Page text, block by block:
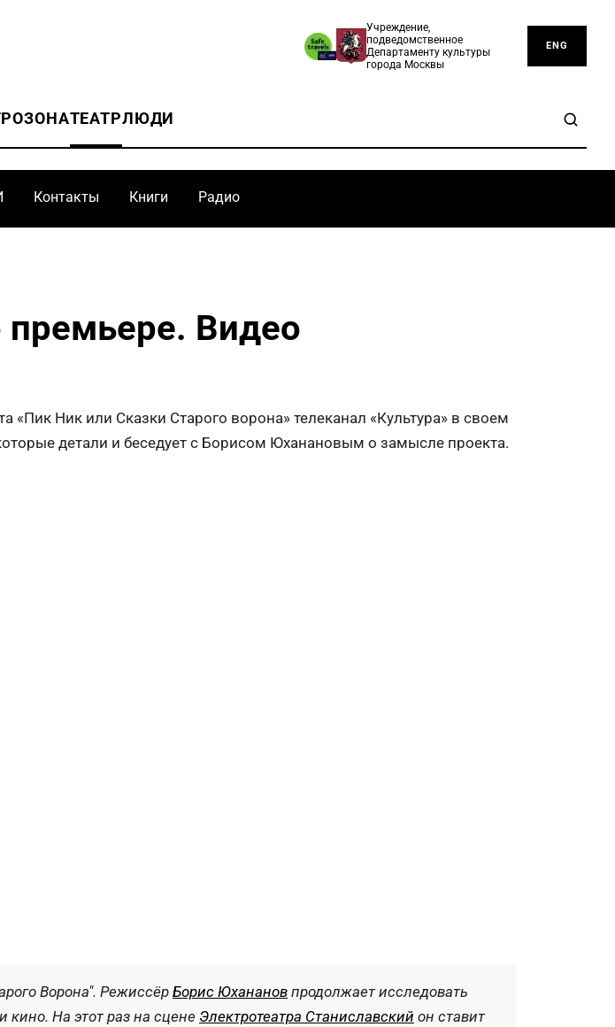
Учреждение,
подведомственное
Департаменту культуры
города Москвы
ENG
ТЕАТРЛЮДИ
Контакты Книги Радио
премьере. Видео
«Пик Ник или Сказки Старого ворона» телеканал «Культура» в своем
детали и беседует с Борисом Юханановым о замысле проекта.
Ворона". Режиссёр Борис Юхананов продолжает исследовать
кино. На этот раз на сцене Электротеатра Станиславский он ставит